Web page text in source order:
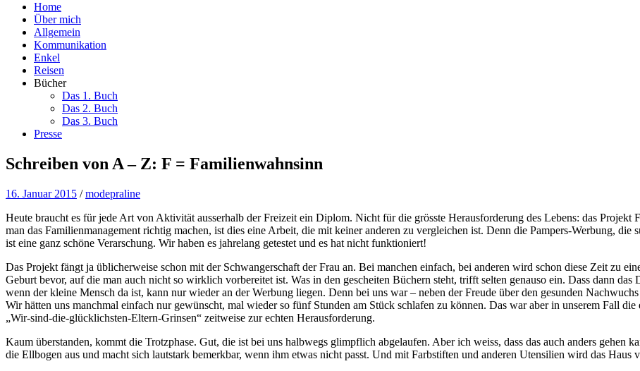
Home
Über mich
Allgemein
Kommunikation
Enkel
Reisen
Bücher
Das 1. Buch
Das 2. Buch
Das 3. Buch
Presse
Schreiben von A – Z: F = Familienwahnsinn
16. Januar 2015 /modepraline
Heute braucht es für jede Art von Aktivität ausserhalb der Freizeit ein Diplom. Nicht für die grösste Herausforderung des Lebens: das
man das Familienmanagement richtig machen, ist dies eine Arbeit, die mit keiner anderen zu vergleichen ist. Denn die Pampers-Werbung, die
ist eine ganz schöne Verarschung. Wir haben es jahrelang getestet und es hat nicht funktioniert!
Das Projekt fängt ja üblicherweise schon mit der Schwangerschaft der Frau an. Bei manchen einfach, bei anderen wird schon diese Zeit zu
Geburt bevor, auf die man auch nicht so wirklich vorbereitet ist. Was in den gescheiten Büchern steht, trifft selten genauso ein. Dass dann
wenn der kleine Mensch da ist, kann nur wieder an der Werbung liegen. Denn bei uns war – neben der Freude über den gesunden
Wir hätten uns manchmal einfach nur gewünscht, mal wieder so fünf Stunden am Stück schlafen zu können. Das war aber in unserem Fall
„Wir-sind-die-glücklichsten-Eltern-Grinsen“ zeitweise zur echten Herausforderung.
Kaum überstanden, kommt die Trotzphase. Gut, die ist bei uns halbwegs glimpflich abgelaufen. Aber ich weiss, dass das auch anders gehen
die Ellbogen aus und macht sich lautstark bemerkbar, wenn ihm etwas nicht passt. Und mit Farbstiften und anderen Utensilien wird das